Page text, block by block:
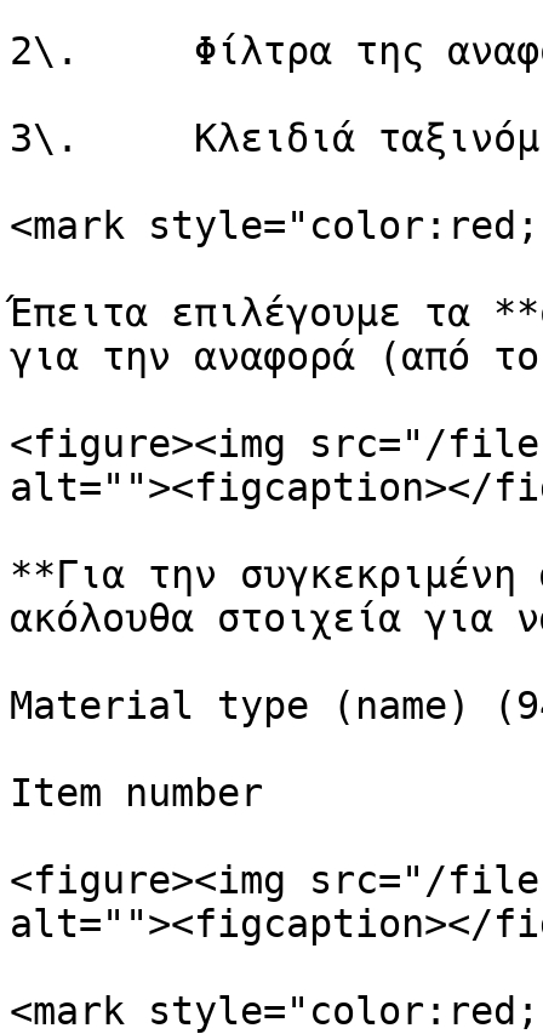
2\.     Φίλτρα της
3\.     Κλειδιά
<mark
Έπειτα επιλέγουμε τα
για την αναφορά (από
<figure><img src="/files/
alt=""><figcaption></
**Για την
ακόλουθα στοιχεία για
Material type (name)
Item number
<figure><img src="/files/
alt=""><figcaption></
<mark